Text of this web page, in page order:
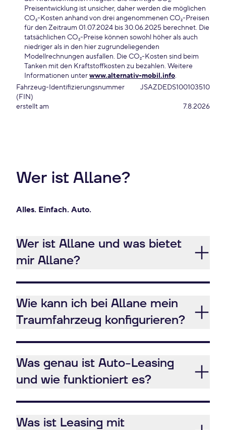
Preisentwicklung ist unsicher, daher werden die möglichen
CO₂-Kosten anhand von drei angenommenen CO₂-Preisen
für den Zeitraum 01.07.2024 bis 30.06.2025 berechnet. Die
tatsächlichen CO₂-Preise können sowohl höher als auch
niedriger als in den hier zugrundeliegenden
Modellrechnungen ausfallen. Die CO₂-Kosten sind beim
Tanken mit den Kraftstoffkosten zu bezahlen. Weitere
Informationen unterwww.alternativ-mobil.info.
Fahrzeug-Identifizierungsnummer
(FIN)
JSAZDEDS100103510
erstellt am 7.8.2026
Wer ist Allane?
Alles. Einfach. Auto.
Wer ist Allane und was bietet
mir Allane?
Wie kann ich bei Allane mein
Traumfahrzeug konfigurieren?
Was genau ist Auto-Leasing
und wie funktioniert es?
Was ist Leasing mit